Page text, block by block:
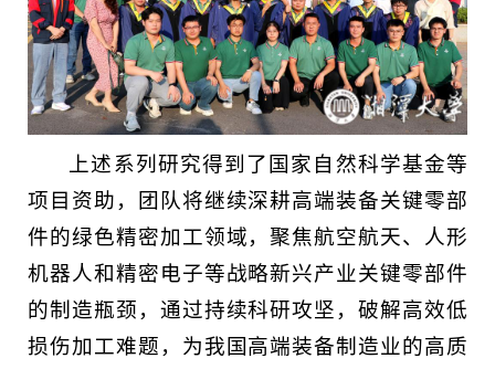
上述系列研究得到了国家自然科学基金等
项目资助，团队将继续深耕高端装备关键零部
件的绿色精密加工领域，聚焦航空航天、人形
机器人和精密电子等战略新兴产业关键零部件
的制造瓶颈，通过持续科研攻坚，破解高效低
损伤加工难题，为我国高端装备制造业的高质